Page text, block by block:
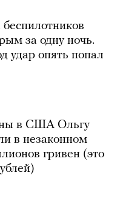
за одну ночь.
удар опять попал
в США Ольгу
в незаконном
гривен (это